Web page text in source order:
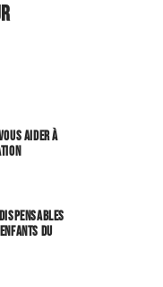
aider à
du